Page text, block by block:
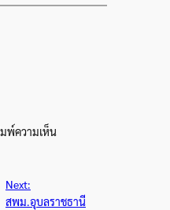
พ์ความเห็น
Next:
สพม.อุบลราชธานี